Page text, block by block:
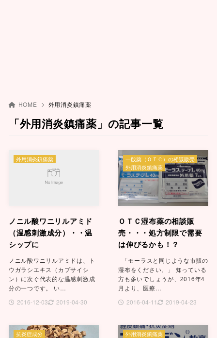
HOME 外用消炎鎮痛薬
「外用消炎鎮痛薬」の記事一覧
ノニル酸ワニリルアミド
（温感刺激成分）・・温
シップに
ノニル酸ワニリルアミドは、ト
ウガラシエキス（カプサイシ
ン）に次ぐ代表的な温感刺激成
分の一つです。 い…
2016-12-03
2019-04-30
外用消炎鎮痛薬
ＯＴＣ湿布薬の相談販
売・・・処方制限で需要
は伸びるかも！？
「モーラスと同じような市販の
湿布をください。」 知っている
方も多いでしょうが、2016年4
月より、医療…
2016-04-11
2019-04-23
一般薬（ＯＴＣ）の相談販売
外用消炎鎮痛薬
抗炎症成分
外用消炎鎮痛薬